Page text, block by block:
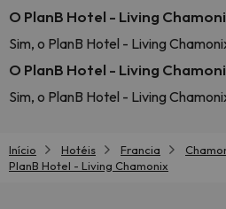
O PlanB Hotel - Living
Sim, o PlanB Hotel - Living
O PlanB Hotel - Living
Sim, o PlanB Hotel - Living
Início Hotéis Francia
PlanB Hotel - Living Chamonix